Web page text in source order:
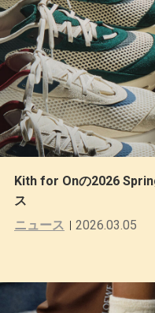
Kith for Onの2026
ス
ニュース
2026.03.05